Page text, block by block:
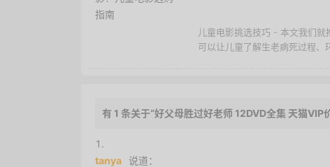
儿童电影挑选技巧 - 本文我们
可以让儿童了解生老病死过程
有 1 条关于“好父母胜过好老师 12DVD全集 天猫VIP
tanya 说道：